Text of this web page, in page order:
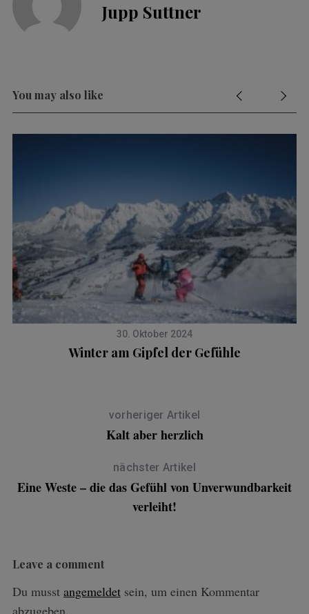
Jupp Suttner
You may also like
30. Oktober 2024
Winter am Gipfel der Gefühle
vorheriger Artikel
Kalt aber herzlich
nächster Artikel
Eine Weste – die das Gefühl von Unverwundbarkeit
verleiht!
Leave a comment
Du musst angemeldetsein, um einen Kommentar